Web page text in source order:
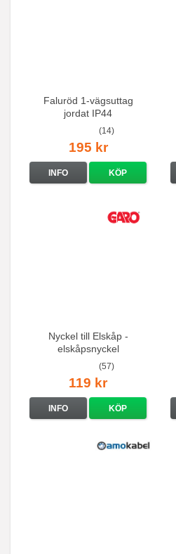
Faluröd 1-vägsuttag
jordat IP44
(14)
195 kr
INFO KÖP
Nyckel till Elskåp -
elskåpsnyckel
(57)
119 kr
INFO KÖP